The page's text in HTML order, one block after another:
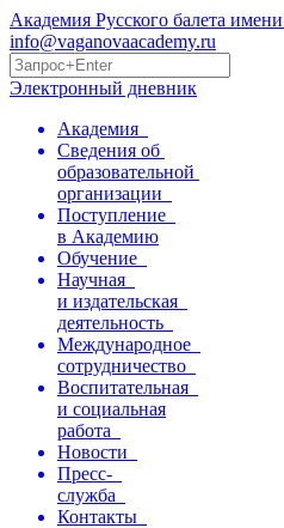
Академия Русского балета
info@vaganovaacademy.ru
Электронный дневник
Академия
Сведения об
образовательной
организации
Поступление
в Академию
Обучение
Научная
и издательская
деятельность
Международное
сотрудничество
Воспитательная
и социальная
работа
Новости
Пресс-
служба
Контакты